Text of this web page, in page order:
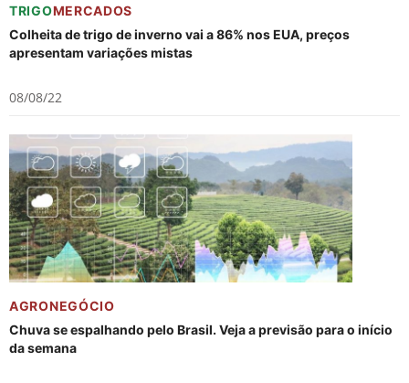
TRIGOMERCADOS
Colheita de trigo de inverno vai a 86% nos EUA, preços
apresentam variações mistas
08/08/22
AGRONEGÓCIO
Chuva se espalhando pelo Brasil. Veja a previsão para o início
da semana